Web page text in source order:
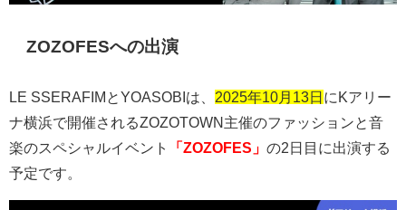
ZOZOFESへの出演
LE SSERAFIM とYOASOBIは、 2025年10月13日にKアリー
ナ横浜で開催されるZOZOTOWN主催のファッションと音
楽のスペシャルイベント
「ZOZOFES」 の2日目に出演する
予定です。